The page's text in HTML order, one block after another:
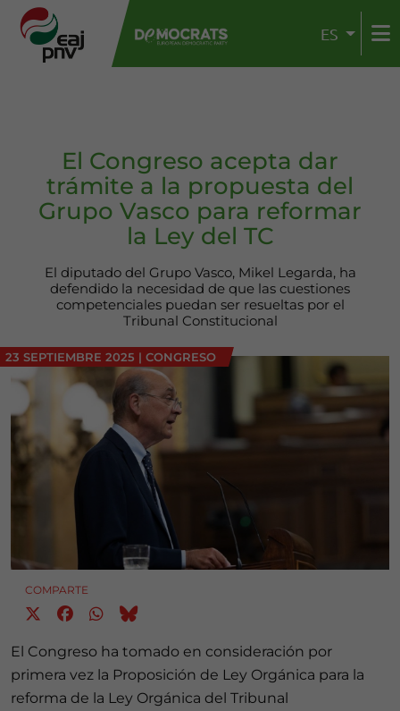
ES
El Congreso acepta dar
trámite a la propuesta del
Grupo Vasco para reformar
la Ley del TC
El diputado del Grupo Vasco, Mikel Legarda, ha
defendido la necesidad de que las cuestiones
competenciales puedan ser resueltas por el
Tribunal Constitucional
23 SEPTIEMBRE 2025 | CONGRESO
COMPARTE
El Congreso ha tomado en consideración por
primera vez la Proposición de Ley Orgánica para la
reforma de la Ley Orgánica del Tribunal